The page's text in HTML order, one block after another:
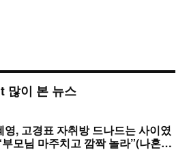
많이 본 뉴스
영, 고경표 자취방 드나드는 사이였
부모님 마주치고 깜짝 놀라”(나혼자